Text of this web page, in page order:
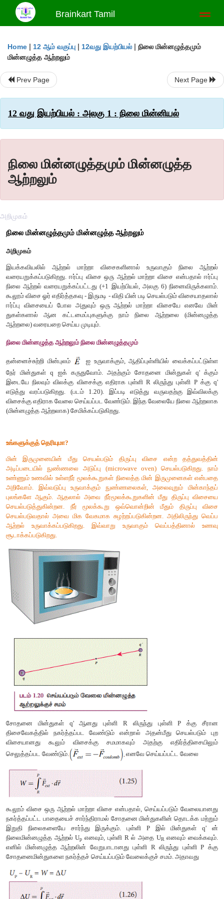
Brainkart Tamil
Home | 12 ஆம் வகுப்பு | 12வது இயற்பியல் | நிலை மின்னழுத்தமும்
மின்னழுத்த ஆற்றலும்
Prev Page Next Page
12 வது இயற்பியல் : அலகு 1 : நிலை மின்னியல்
நிலை மின்னழுத்தமும் மின்னழுத்த
ஆற்றலும்
அறிமுகம்
நிலை மின்னழுத்தமும் மின்னழுத்த ஆற்றலும்
அறிமுகம்
வரையறுக்கப்படுகிறது. ஈர்ப்பு விசை ஒரு ஆற்றல் மாற்றா விசை
நிலை ஆற்றல் வரையறுக்கப்பட்டது (+1 இயற்பியல், அலகு 6)
கூலூம் விசை ஓர் எதிர்த்தகவு - இருமடி - விதி யின் படி
ஈர்ப்பு விசையைப் போல அதுவும் ஒரு ஆற்றல் மாற்றா
துகள்களால் ஆன கட்டமைப்புகளுக்கு நாம் நிலை
ஆற்றலை) வரையறை செய்ய முடியும்.
நேர் மின்துகள் q ஐக் கருதுவோம். அதற்கும் சோதனை
இடையே நிலவும் விலக்கு விசைக்கு எதிராக புள்ளி R லிருந்து
எடுத்து வரப்படுகிறது. (படம் 1.20). இப்படி எடுத்து
விசைக்கு எதிராக வேலை செய்யப்பட வேண்டும். இந்த வேலையே
(மின்னழுத்த ஆற்றலாக) சேமிக்கப்படுகிறது.
உங்களுக்குத் தெரியுமா?
மின் இருமுனையின் மீது செயல்படும் திருப்பு விசை
அடிப்படையில் நுண்ணலை அடுப்பு (microwave oven)
உண்ணும் உணவில் உள்ளநீர் மூலக்கூறுகள் நிலைத்த மின்
அறிவோம். இவ்வடுப்பு உருவாக்கும் நுண்ணலைகள்,
புலங்களே ஆகும். ஆதலால் அவை நீர்மூலக்கூறுகளின் மீது
செயல்படுவதால் அவை மிக வேகமாக சுழற்றப்படுகின்றன.
ஆற்றல் உருவாக்கப்படுகிறது. இவ்வாறு உருவாகும்
சூடாக்கப்படுகிறது.